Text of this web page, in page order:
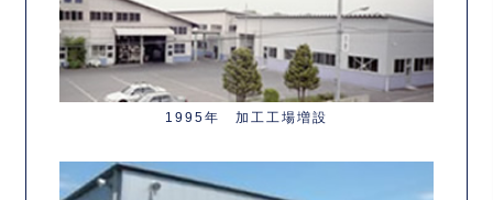
1995年 加工工場増設